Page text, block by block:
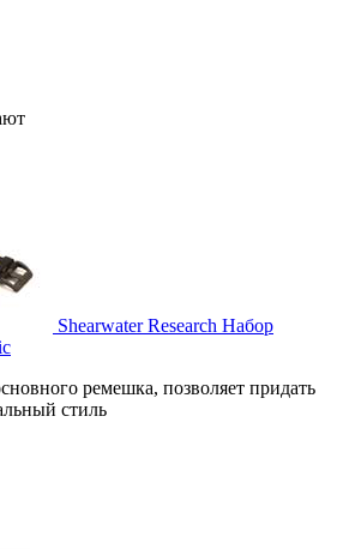
Shearwater Research Набор
ремешка, позволяет придать
стиль